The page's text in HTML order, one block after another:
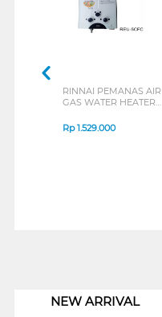
RINNAI PEMANAS AIR
GAS WATER HEATER
Rp1.529.000
NEW ARRIVAL